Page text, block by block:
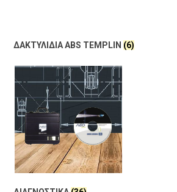
ΔΑΚΤΥΛΙΔΙΑ ABS TEMPLIN (6)